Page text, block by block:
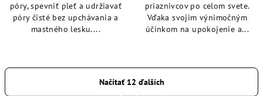
póry, spevniť pleť a udržiavať
póry čisté bez upchávania a
mastného lesku....
priaznivcov po celom svete.
Vďaka svojim výnimočným
účinkom na upokojenie a...
Načítať 12 ďalších